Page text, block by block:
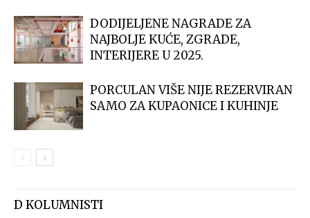
DODIJELJENE NAGRADE ZA
NAJBOLJE KUĆE, ZGRADE,
INTERIJERE U 2025.
PORCULAN VIŠE NIJE REZERVIRAN
SAMO ZA KUPAONICE I KUHINJE
D KOLUMNISTI